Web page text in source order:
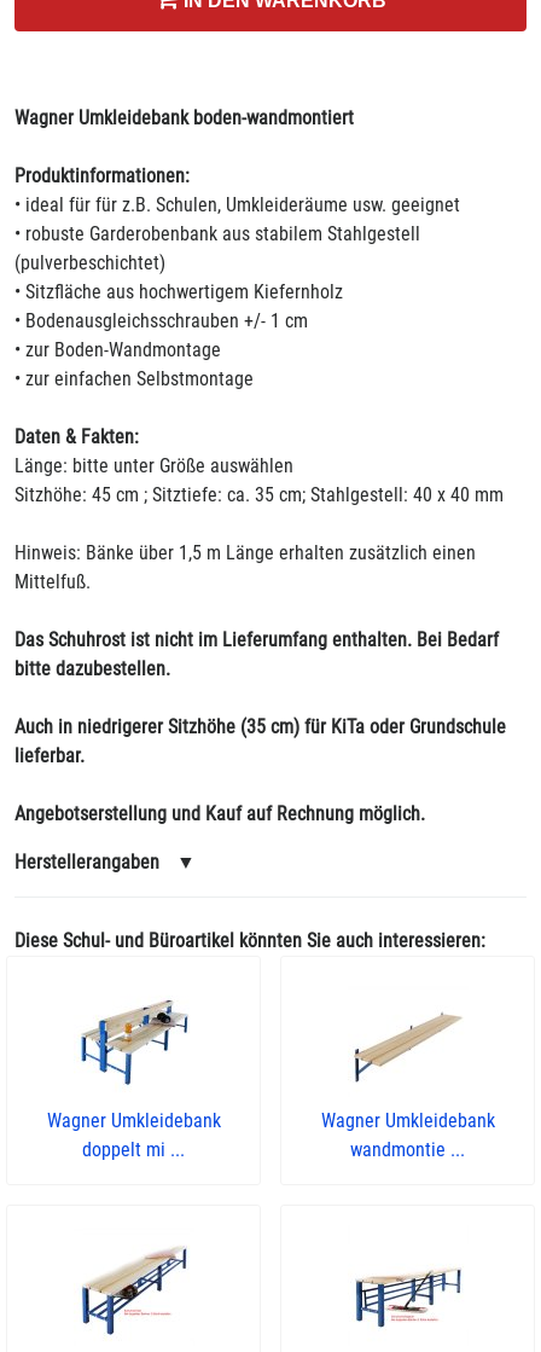
Wagner Umkleidebank boden-wandmontiert
Produktinformationen:
• ideal für für z.B. Schulen, Umkleideräume usw. geeignet
• robuste Garderobenbank aus stabilem Stahlgestell
(pulverbeschichtet)
• Sitzfläche aus hochwertigem Kiefernholz
• Bodenausgleichsschrauben +/- 1 cm
• zur Boden-Wandmontage
• zur einfachen Selbstmontage
Daten & Fakten:
Länge: bitte unter Größe auswählen
Sitzhöhe: 45 cm ; Sitztiefe: ca. 35 cm; Stahlgestell: 40 x 40 mm
Hinweis: Bänke über 1,5 m Länge erhalten zusätzlich einen
Mittelfuß.
Das Schuhrost ist nicht im Lieferumfang enthalten. Bei Bedarf
bitte dazubestellen.
Auch in niedrigerer Sitzhöhe (35 cm) für KiTa oder Grundschule
lieferbar.
Angebotserstellung und Kauf auf Rechnung möglich.
Herstellerangaben ▼
Diese Schul- und Büroartikel könnten Sie auch interessieren:
Wagner Umkleidebank
doppelt mi ...
Wagner Umkleidebank
wandmontie ...